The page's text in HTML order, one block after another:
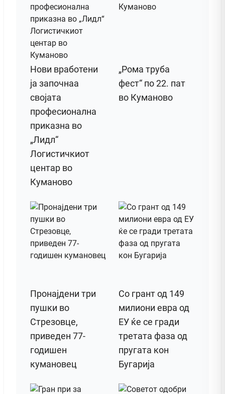
Нови вработени
ја започнаа
својата
професионална
приказна во
„Лидл“
Логистичкиот
центар во
Куманово
„Рома труба
фест“ по 22. пат
во Куманово
Пронајдени три
пушки во
Стрезовце,
приведен 77-
годишен
кумановец
Со грант од 149
милиони евра од
ЕУ ќе се гради
третата фаза од
пругата кон
Бугарија